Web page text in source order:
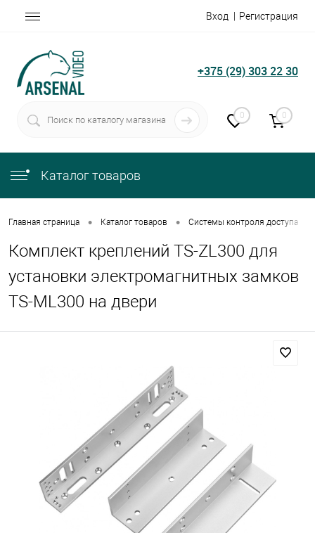
Вход Регистрация
+375 (29) 303 22 30
0 0
Каталог товаров
Главная страница • Каталог товаров • Системы контроля доступа
Комплект креплений TS-ZL300 для
установки электромагнитных замков
TS-ML300 на двери